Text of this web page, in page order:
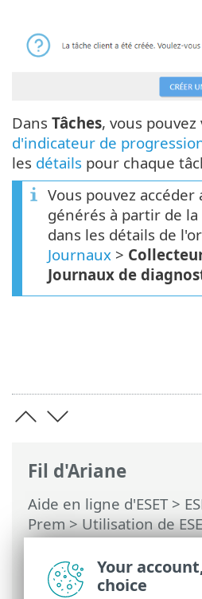
Fil d'Ariane
Aide en ligne d'ESET>
Prem>Utilisation de
Prem>ESET PROTECT
principal
>Tâches>
Diagnostics
Dans Tâches, vous pouvez
d'indicateur de
les détails pour chaque
Vous pouvez
générés à partir de la
dans les détails de
Journaux >
Journaux de
Your
choice